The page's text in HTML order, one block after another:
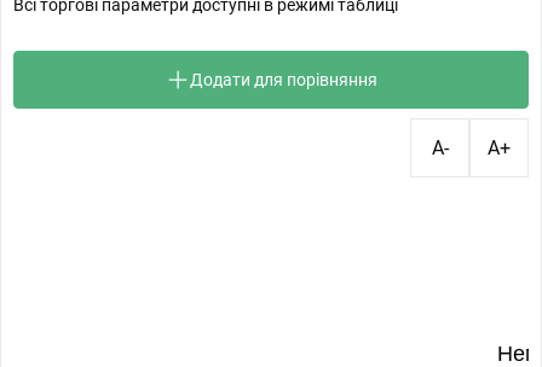
Всі торгові параметри доступні в режимі таблиці
Додати для порівняння
A- A+